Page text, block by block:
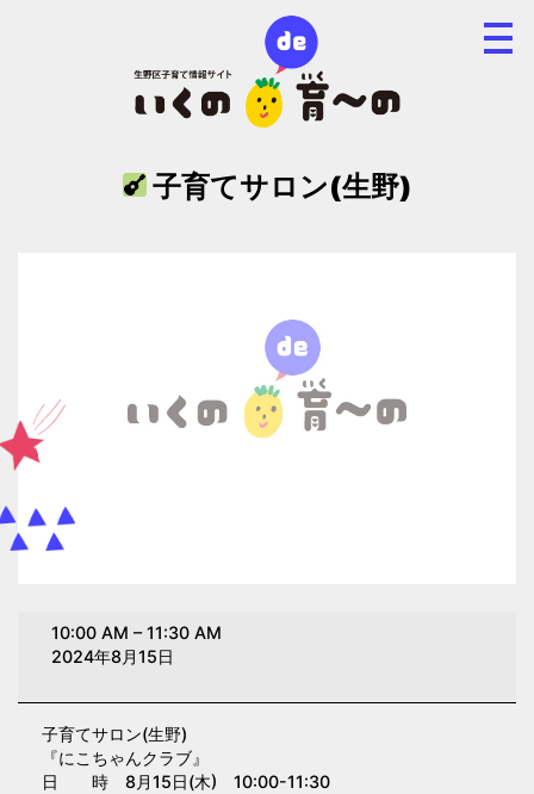
子育てサロン(生野)
10:00 AM –11:30 AM
2024年8月15日
子育てサロン(生野)
『にこちゃんクラブ』
日 時 8月15日(木) 10:00-11:30